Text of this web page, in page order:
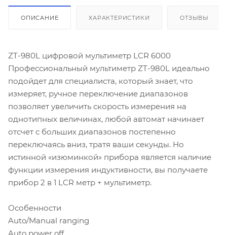
ОПИСАНИЕ ХАРАКТЕРИСТИКИ ОТЗЫВЫ
ZT-980L цифровой мультиметр LCR 6000
Профессиональный мультиметр ZT-980L идеально
подойдет для специалиста, который знает, что
измеряет, ручное переключение диапазонов
позволяет увеличить скорость измерения на
однотипных величинах, любой автомат начинает
отсчет с больших диапазонов постепенно
переключаясь вниз, тратя ваши секунды. Но
истинной «изюминкой» прибора является наличие
функции измерения индуктивности, вы получаете
прибор 2 в 1 LCR метр + мультиметр.
Особенности
Auto/Manual ranging
Auto power off